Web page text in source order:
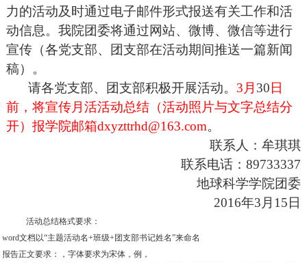
力的活动及时通过电子邮件形式报送有关工作和活
动信息。我院团委将通过网站、微博、微信等进行
宣传（各党支部、团支部在活动期间推送一篇新闻
稿）。
请各党支部、团支部积极开展活动。 3 月 30日
前，将宣传月活活动总结（活动照片与文字总结分
开） 报学院邮箱dxyzttrhd@163.com。
联系人：牟琪琪
联系电话：89733337
地球科学学院团委
2016年3 月 15日
活动总结格式要求：
word文档以“主题活动名+班级+团支部书记姓名”来命名
报告正文要求：，字体要求为宋体，例，